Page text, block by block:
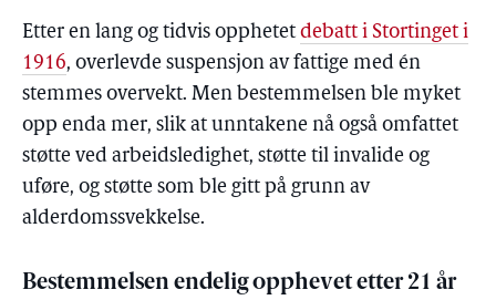
Etter en lang og tidvis opphetet debatt i Stortinget i
1916, overlevde suspensjon av fattige med én
stemmes overvekt. Men bestemmelsen ble myket
opp enda mer, slik at unntakene nå også omfattet
støtte ved arbeidsledighet, støtte til invalide og
uføre, og støtte som ble gitt på grunn av
alderdomssvekkelse.
Bestemmelsen endelig opphevet etter 21 år